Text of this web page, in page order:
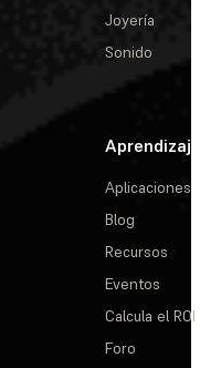
Joyería
Sonido
Aprendizaje
Aplicaciones
Blog
Recursos
Eventos
Calcula el ROI
Foro